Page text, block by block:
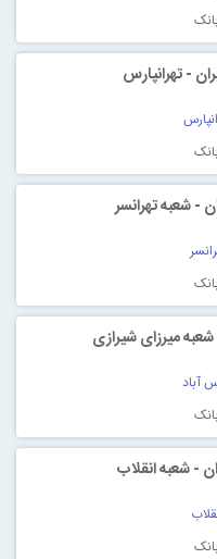
- تهرانپارس
- شعبه تهرانسر
میرزای شیرازی
آباد
- شعبه انقلاب